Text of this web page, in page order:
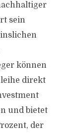
sein
können
direkt
und bietet
der